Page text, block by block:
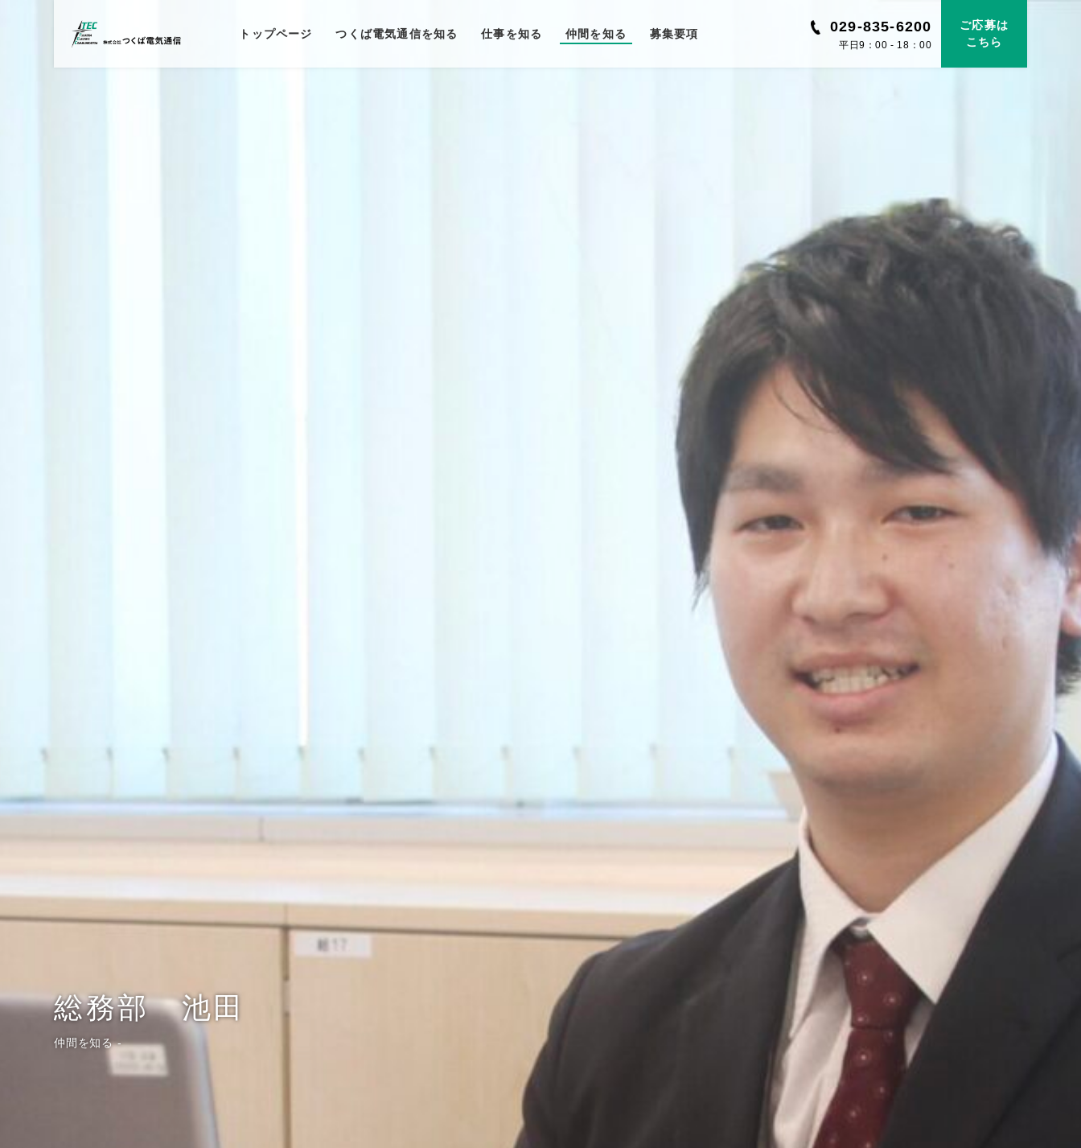
トップページ つくば電気通信を知る
代表挨拶
仕事を知る
職種紹介
仲間を知る
営業部 明間 工務部 長谷川
募集要項
営業部
029-835-6200
平日9：00 - 18：00
ご応募は
こちら
総務部 池田
仲間を知る -